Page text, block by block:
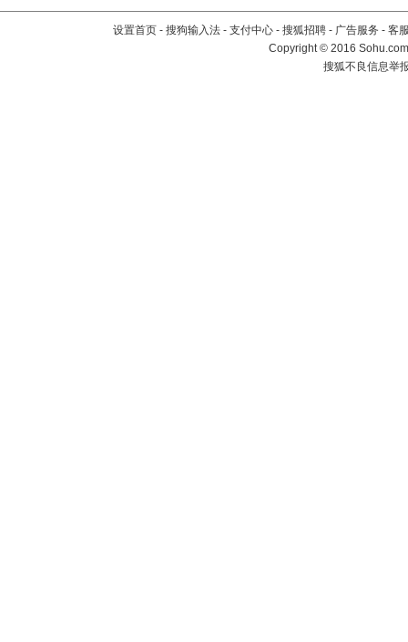
设置首页 - 搜狗输入法 - 支付中心 - 搜狐招聘 - 广告服务 - 客
Copyright©2016
搜狐不良信息举